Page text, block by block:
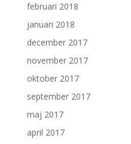
februari 2018
januari 2018
december 2017
november 2017
oktober 2017
september 2017
maj 2017
april 2017